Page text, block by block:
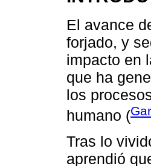
El avance
forjado, y
impacto en
que ha
los
humano (
Tras lo
aprendió